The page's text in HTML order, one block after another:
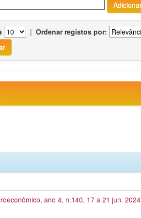
| Ordenar registos por:
ano 4, n.140, 17 a 21 jun. 2024